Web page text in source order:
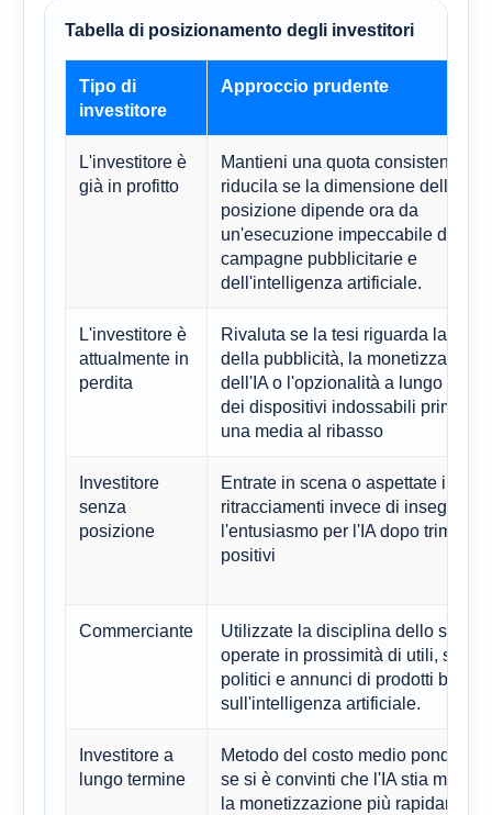
Tabella di posizionamento degli investitori
Tipo di
investitore
Approccio prudente
L'investitore è
già in profitto
Mantieni una quota consistente,
riducila se la dimensione della
posizione dipende ora da
un'esecuzione impeccabile delle
campagne pubblicitarie e
dell'intelligenza artificiale.
L'investitore è
attualmente in
perdita
Rivaluta se la tesi riguarda la
della pubblicità, la monetizzazione
dell'IA o l'opzionalità a lungo
dei dispositivi indossabili prima di
una media al ribasso
Investitore
senza
posizione
Entrate in scena o aspettate i
ritracciamenti invece di inseguire
l'entusiasmo per l'IA dopo trimestri
positivi
Commerciante
Utilizzate la disciplina dello stop-
operate in prossimità di utili,
politici e annunci di prodotti basati
sull'intelligenza artificiale.
Investitore a
lungo termine
Metodo del costo medio
se si è convinti che l'IA stia
la monetizzazione più